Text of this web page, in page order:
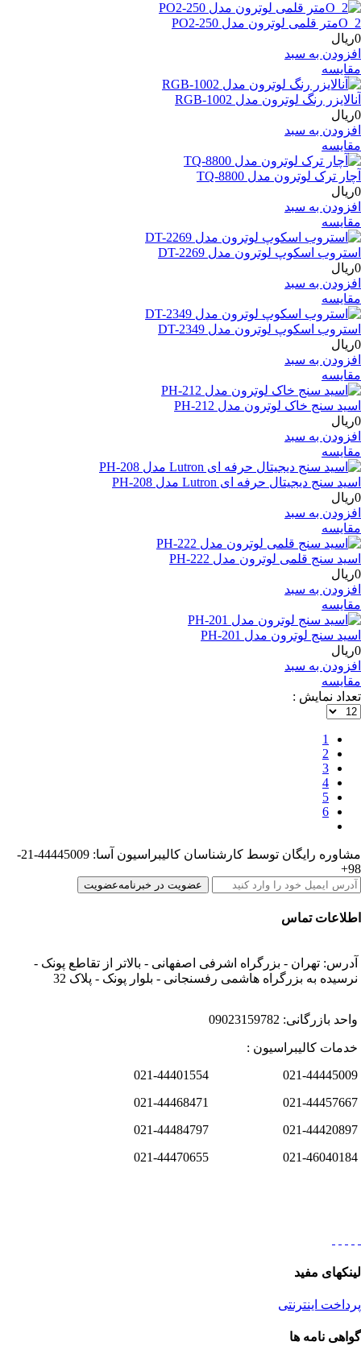
O_2متر قلمی لوترون مدل PO2-250
0ریال
افزودن به سبد
مقایسه
آنالایزر رنگ لوترون مدل RGB-1002
0ریال
افزودن به سبد
مقایسه
آچار ترک لوترون مدل TQ-8800
0ریال
افزودن به سبد
مقایسه
استروب اسکوپ لوترون مدل DT-2269
0ریال
افزودن به سبد
مقایسه
استروب اسکوپ لوترون مدل DT-2349
0ریال
افزودن به سبد
مقایسه
اسید سنج خاک لوترون مدل PH-212
0ریال
افزودن به سبد
مقایسه
اسید سنج دیجیتال حرفه ای Lutron مدل PH-208
0ریال
افزودن به سبد
مقایسه
اسید سنج قلمی لوترون مدل PH-222
0ریال
افزودن به سبد
مقایسه
اسید سنج لوترون مدل PH-201
0ریال
افزودن به سبد
مقایسه
تعداد نمایش :
1
2
3
4
5
6
مشاوره رایگان توسط کارشناسان کالیبراسیون آسا: 44445009-21-
98+
عضویت در خبرنامهعضویت
اطلاعات تماس
آدرس: تهران - بزرگراه اشرفی اصفهانی - بالاتر از تقاطع پونک -
نرسیده به بزرگراه هاشمی رفسنجانی - بلوار پونک - پلاک 32
واحد بازرگانی: 09023159782
خدمات کالیبراسیون :
021-44445009 021-44401554
021-44457667 021-44468471
021-44420897 021-44484797
021-46040184 021-44470655
لینکهای مفید
پرداخت اینترنتی
گواهی نامه ها